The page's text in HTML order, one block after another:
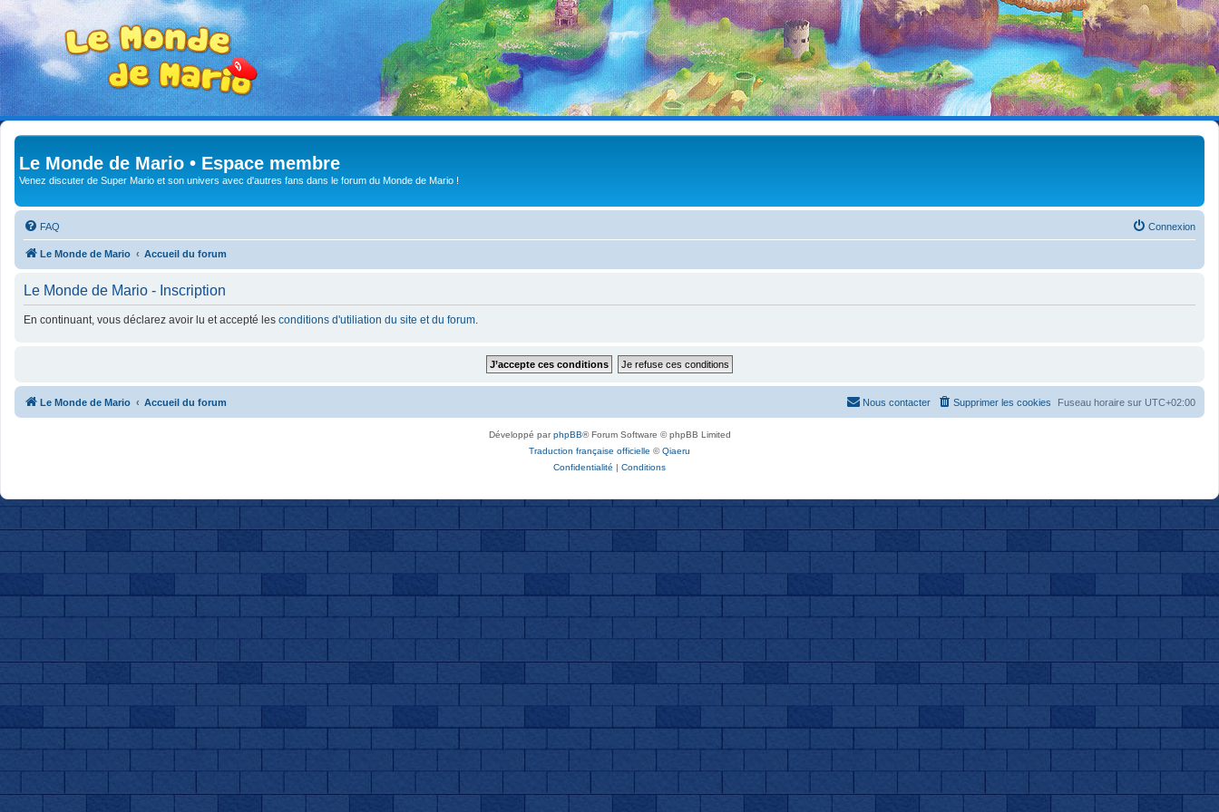
Le Monde de Mario • Espace membre
Venez discuter de Super Mario et son univers avec d'autres fans dans le forum du Monde de Mario !
FAQ Connexion
Le Monde de Mario Accueil du forum
Le Monde de Mario - Inscription
En continuant, vous déclarez avoir lu et accepté les conditions d'utiliation du site et du forum
Le Monde de Mario Accueil du forum Fuseau horaire sur UTC+02:00
Supprimer les cookies
Nous contacter
Développé parphpBB® Forum Software © phpBB Limited
Traduction française officielle ©Qiaeru
Confidentialité | Conditions